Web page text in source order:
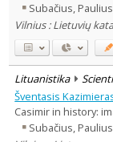
Subačius,
Vilnius : Lietuvių
Lituanistika
Šventasis
Casimir in history:
Subačius,